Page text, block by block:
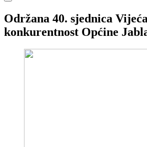
Održana 40. sjednica
konkurentnost Općine